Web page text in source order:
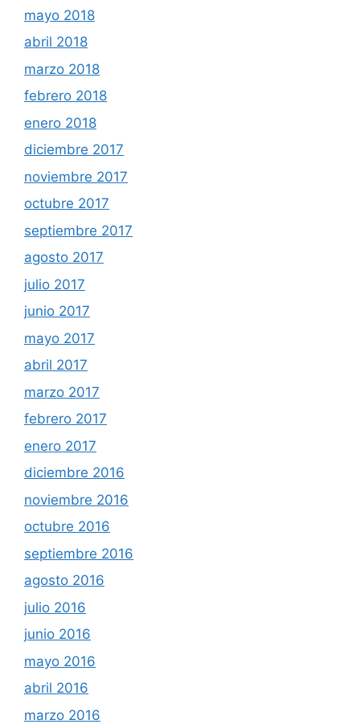
mayo 2018
abril 2018
marzo 2018
febrero 2018
enero 2018
diciembre 2017
noviembre 2017
octubre 2017
septiembre 2017
agosto 2017
julio 2017
junio 2017
mayo 2017
abril 2017
marzo 2017
febrero 2017
enero 2017
diciembre 2016
noviembre 2016
octubre 2016
septiembre 2016
agosto 2016
julio 2016
junio 2016
mayo 2016
abril 2016
marzo 2016